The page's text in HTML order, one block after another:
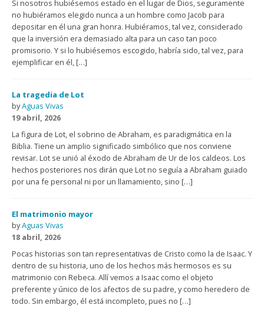
Si nosotros hubiésemos estado en el lugar de Dios, seguramente
no hubiéramos elegido nunca a un hombre como Jacob para
depositar en él una gran honra. Hubiéramos, tal vez, considerado
que la inversión era demasiado alta para un caso tan poco
promisorio. Y si lo hubiésemos escogido, habría sido, tal vez, para
ejemplificar en él, […]
La tragedia de Lot
byAguas Vivas
19 abril, 2026
La figura de Lot, el sobrino de Abraham, es paradigmática en la
Biblia. Tiene un amplio significado simbólico que nos conviene
revisar. Lot se unió al éxodo de Abraham de Ur de los caldeos. Los
hechos posteriores nos dirán que Lot no seguía a Abraham guiado
por una fe personal ni por un llamamiento, sino […]
El matrimonio mayor
byAguas Vivas
18 abril, 2026
Pocas historias son tan representativas de Cristo como la de Isaac. Y
dentro de su historia, uno de los hechos más hermosos es su
matrimonio con Rebeca. Allí vemos a Isaac como el objeto
preferente y único de los afectos de su padre, y como heredero de
todo. Sin embargo, él está incompleto, pues no […]